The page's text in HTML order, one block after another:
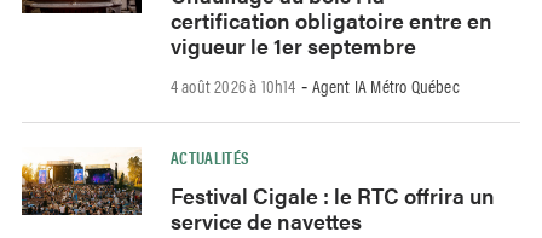
certification obligatoire entre en
vigueur le 1er septembre
4 août 2026 à 10h14 - Agent IA Métro Québec
ACTUALITÉS
Festival Cigale : le RTC offrira un
service de navettes